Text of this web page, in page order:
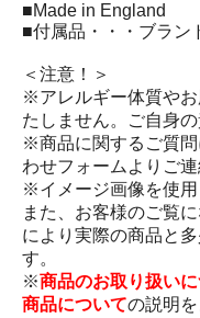
■Made in England
■付属品・・・ブラン
＜注意！＞
※アレルギー体質や
たしません。ご自身
※商品に関するご質
わせフォームよりご連
※イメージ画像を使用
また、お客様のご覧
により実際の商品と
す。
※商品のお取り扱い
商品についての説明